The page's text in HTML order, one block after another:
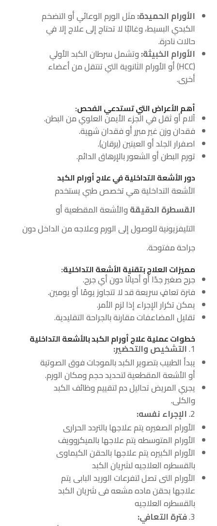
الأورام الحميدة:مثل الورم الوعائي أو التضخم
الكبدي البسيط، وغالبًا لا تحتاج إلى علاج إلا في
حالات نادرة.
الأورام الخبيثة:وتشمل سرطان الكبد الأولي
(HCC) أو الأورام الثانوية التي تنتقل من أعضاء
أخرى.
أهم الأعراض التي تستدعي الفحص:
آلام أو ثقل في الجزء الأيمن العلوي من البطن.
فقدان وزن غير مبرر أو فقدان شهية.
اصفرار الجلد أو العينين (يرقان).
تورم البطن أو الشعور بالإرهاق الدائم.
دور الأشعة التداخلية في علاج أورام الكبد
الأشعة التداخلية هي تخصص طبي يستخدم
القسطرة الدقيقةوالأشعة المقطعية أو
التليفزيونية للوصول إلى الورم وعلاجه من الداخل دون
جراحة مفتوحة.
مميزات العلاج بتقنية الأشعة التداخلية:
جرح صغير جدًا أو أحيانًا دون أي جرح.
فترة تعافٍ سريعة قد لا تتجاوز يومًا أو يومين.
يمكن تكرار الإجراء إذا لزم الأمر.
تقليل المضاعفات مقارنة بالجراحة التقليدية.
خطوات عمليةعلاج أورام الكبد بالأشعة التداخلية
التشخيص والتحضير:
يبدأ الطبيب بتصوير الكبد بالموجات فوق الصوتية
أو الأشعة المقطعية لتحديد حجم ومكان الورم.
يجري المريض تحاليل دم لتقييم وظائف الكبد
والكلى.
الإجراء نفسه:
الأورام الصغيره يتم علاجها بالتردد الحرارى
الأورام المتوسطه يتم علاجها بالميكروويف
الأورام الكبيره يتم علاجها بالحقن الكيماوى
بالقسطره العلاجيه لشريان الكبد
الأورام التى تصل لتفرعات الوريد البابى يتم
علاجها بحقن ماده مشعه فى شريان الكبد
بالقسطره العلاجيه
فترة التعافي: